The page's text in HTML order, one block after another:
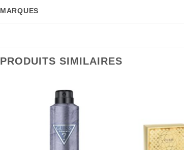
MARQUES
PRODUITS SIMILAIRES